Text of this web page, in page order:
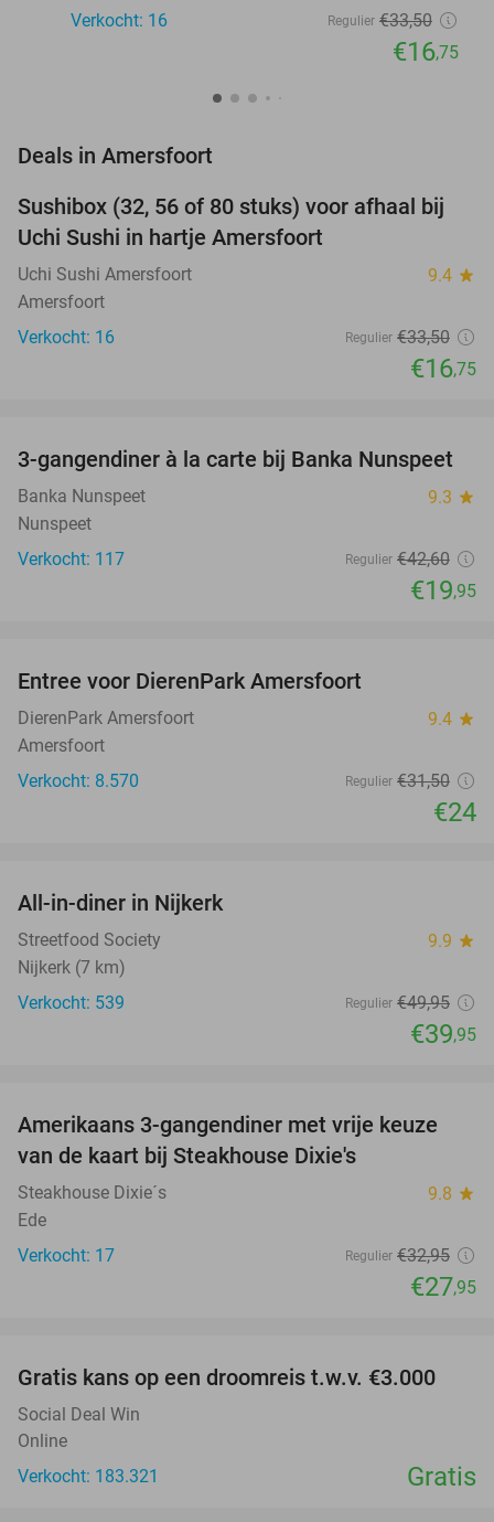
Verkocht: 16 Regulier €33,50
€16,75
Deals in Amersfoort
50%
TODAY
Sushibox (32, 56 of 80 stuks) voor afhaal bij
Uchi Sushi in hartje Amersfoort
Uchi Sushi Amersfoort 9.4 star
Amersfoort
Verkocht: 16
Regulier €33,50
€16,75
53%
NEW
TODAY
3-gangendiner à la carte bij Banka Nunspeet
Banka Nunspeet 9.3 star
Nunspeet
Verkocht: 117
Regulier €42,60
€19,95
Entree voor DierenPark Amersfoort
DierenPark Amersfoort 9.4 star
Amersfoort
Verkocht: 8.570
Regulier €31,50
€24
All-in-diner in Nijkerk
Streetfood Society 9.9 star
Nijkerk (7 km)
Verkocht: 539
Regulier €49,95
€39,95
15%
TODAY
Amerikaans 3-gangendiner met vrije keuze
van de kaart bij Steakhouse Dixie's
Steakhouse Dixie´s 9.8 star
Ede
Verkocht: 17
Regulier €32,95
€27,95
Gratis kans op een droomreis t.w.v. €3.000
Social Deal Win
Online
Verkocht: 183.321
Gratis